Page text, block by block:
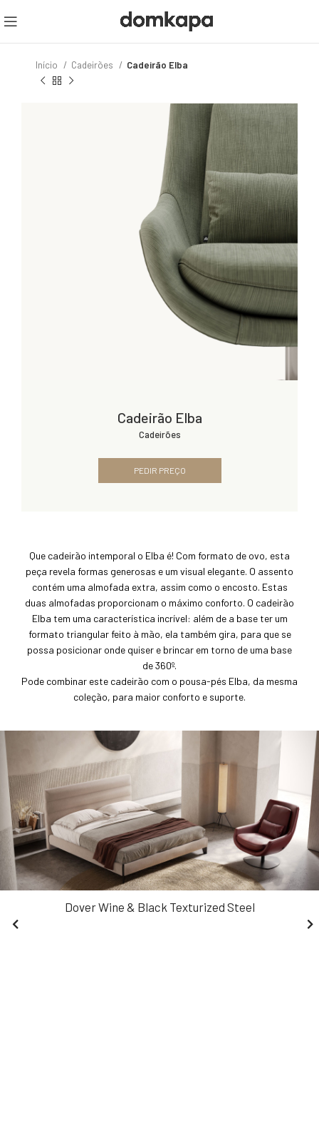
Início Cadeirões Cadeirão Elba
Cadeirão Elba
Cadeirões
PEDIR PREÇO
Que cadeirão intemporal o Elba é! Com formato de ovo, esta
peça revela formas generosas e um visual elegante. O assento
contém uma almofada extra, assim como o encosto. Estas
duas almofadas proporcionam o máximo conforto. O cadeirão
Elba tem uma característica incrível: além de a base ter um
formato triangular feito à mão, ela também gira, para que se
possa posicionar onde quiser e brincar em torno de uma base
de 360º.
Pode combinar este cadeirão com o pousa-pés Elba, da mesma
coleção, para maior conforto e suporte.
Dover Wine & Black Texturized Steel